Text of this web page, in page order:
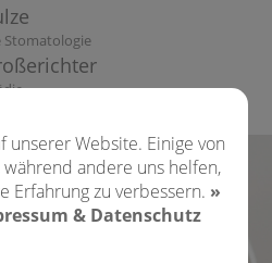
unserer Website. Einige von
andere uns helfen,
Erfahrung zu verbessern. »
& Datenschutz
Stomatologie